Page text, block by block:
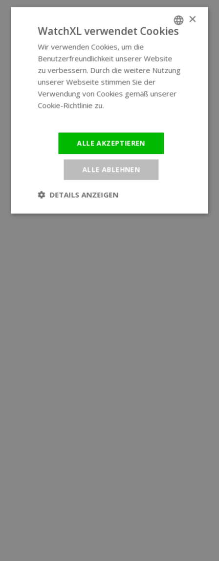
GERMAN
×
WatchXL verwendet Cookies
Wir verwenden Cookies, um die
Benutzerfreundlichkeit unserer Website
zu verbessern. Durch die weitere Nutzung
unserer Webseite stimmen Sie der
Verwendung von Cookies gemäß unserer
Cookie-Richtlinie zu.
ALLE AKZEPTIEREN
ALLE ABLEHNEN
DETAILS ANZEIGEN